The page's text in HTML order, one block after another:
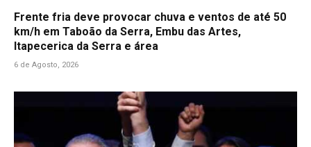
Frente fria deve provocar chuva e ventos de até 50
km/h em Taboão da Serra, Embu das Artes,
Itapecerica da Serra e área
6 de Agosto, 2026